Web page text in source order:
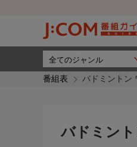
番組表 バドミントン
バドミン